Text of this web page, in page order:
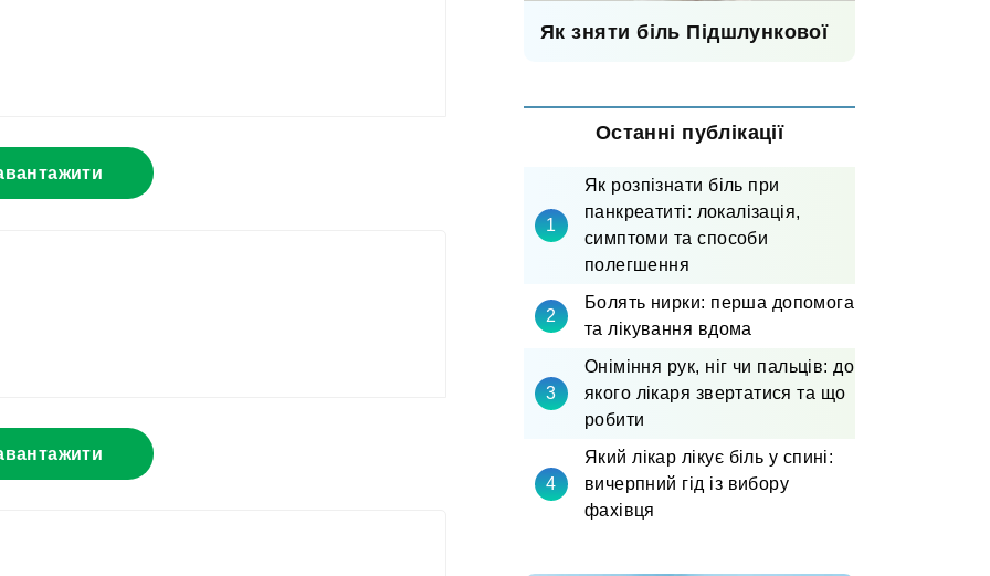
Як зняти біль Підшлункової
Останні публікації
Як розпізнати біль при
панкреатиті: локалізація,
симптоми та способи
полегшення
Болять нирки: перша допомога
та лікування вдома
Оніміння рук, ніг чи пальців: до
якого лікаря звертатися та що
робити
Який лікар лікує біль у спині:
вичерпний гід із вибору
фахівця